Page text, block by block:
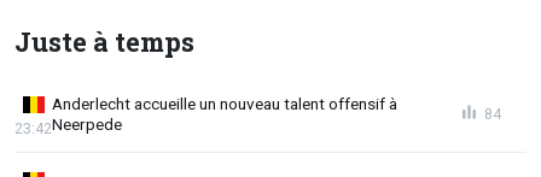
Juste à temps
Anderlecht accueille un nouveau talent offensif à
Neerpede
23:42
84